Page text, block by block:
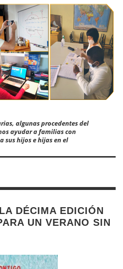
algunas procedentes del
ayudar a familias con
sus hijos e hijas en el
DÉCIMA EDICIÓN
UN VERANO SIN